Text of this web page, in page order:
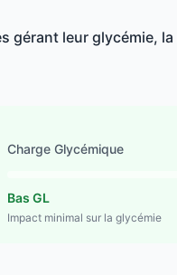
gérant leur glycémie,
Charge Glycémique
Bas GL
Impact minimal sur la glycémie